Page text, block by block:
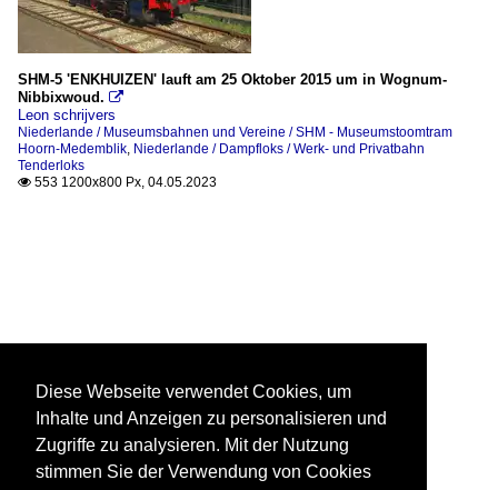
SHM-5 'ENKHUIZEN' lauft am 25 Oktober 2015 um in Wognum-
Nibbixwoud. 
Leon schrijvers
Niederlande / Museumsbahnen und Vereine / SHM - Museumstoomtram
Hoorn-Medemblik, Niederlande / Dampfloks / Werk- und Privatbahn
Tenderloks
 553 1200x800 Px, 04.05.2023
Diese Webseite verwendet Cookies, um
Inhalte und Anzeigen zu personalisieren und
Zugriffe zu analysieren. Mit der Nutzung
stimmen Sie der Verwendung von Cookies